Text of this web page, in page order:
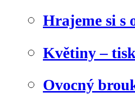
Hrajeme si s
Květiny –
Ovocný